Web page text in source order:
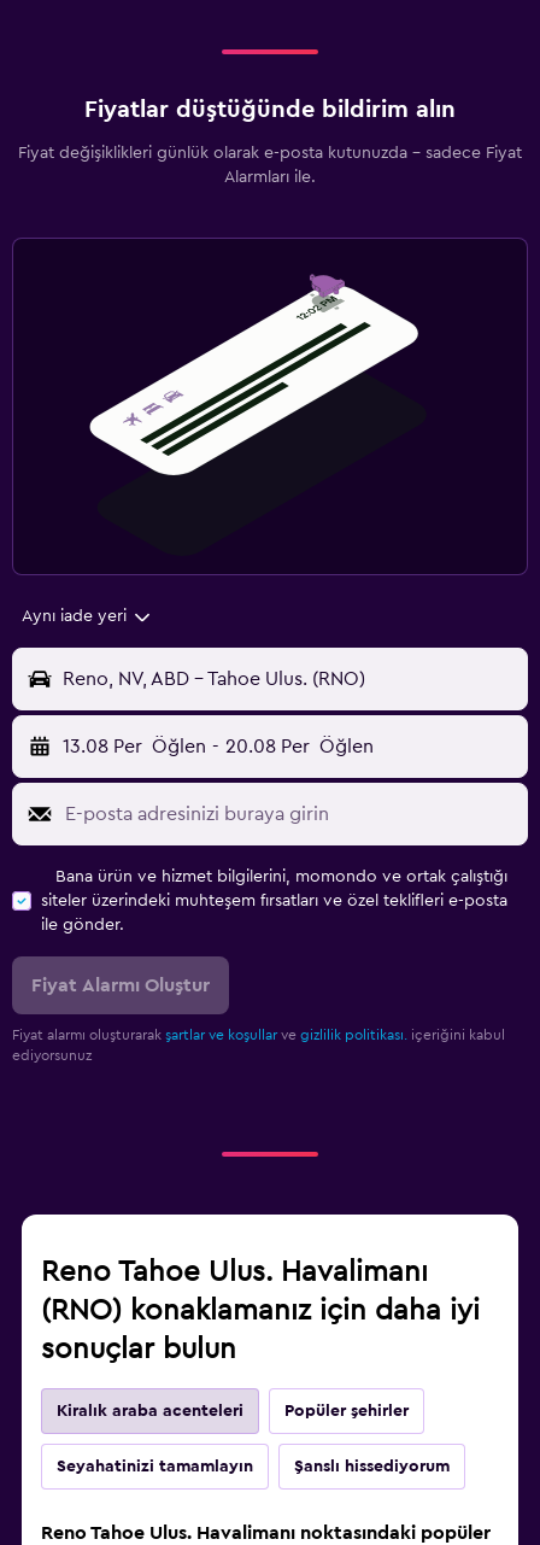
Fiyatlar düştüğünde bildirim alın
Fiyat değişiklikleri günlük olarak e-posta kutunuzda - sadece Fiyat
Alarmları ile.
Aynı iade yeri
Reno, NV, ABD - Tahoe Ulus. (RNO)
13.08 Per Öğlen - 20.08 Per Öğlen
Bana ürün ve hizmet bilgilerini, momondo ve ortak çalıştığı
siteler üzerindeki muhteşem fırsatları ve özel teklifleri e-posta
ile gönder.
Fiyat Alarmı Oluştur
Fiyat alarmı oluşturarak şartlar ve koşullar ve gizlilik politikası. içeriğini kabul
ediyorsunuz
Reno Tahoe Ulus. Havalimanı
(RNO) konaklamanız için daha iyi
sonuçlar bulun
Kiralık araba acenteleri Popüler şehirler
Seyahatinizi tamamlayın Şanslı hissediyorum
Reno Tahoe Ulus. Havalimanı noktasındaki popüler